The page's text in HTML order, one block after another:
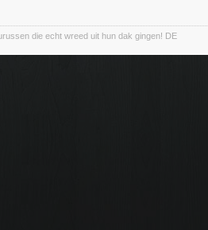
die echt wreed uit hun dak gingen! DE